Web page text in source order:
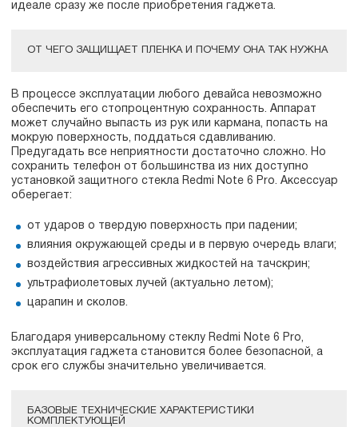
идеале сразу же после приобретения гаджета.
ОТ ЧЕГО ЗАЩИЩАЕТ ПЛЕНКА И ПОЧЕМУ ОНА ТАК НУЖНА
В процессе эксплуатации любого девайса невозможно
обеспечить его стопроцентную сохранность. Аппарат
может случайно выпасть из рук или кармана, попасть на
мокрую поверхность, поддаться сдавливанию.
Предугадать все неприятности достаточно сложно. Но
сохранить телефон от большинства из них доступно
установкой защитного стекла Redmi Note 6 Pro. Аксессуар
оберегает:
от ударов о твердую поверхность при падении;
влияния окружающей среды и в первую очередь влаги;
воздействия агрессивных жидкостей на тачскрин;
ультрафиолетовых лучей (актуально летом);
царапин и сколов.
Благодаря универсальному стеклу Redmi Note 6 Pro,
эксплуатация гаджета становится более безопасной, а
срок его службы значительно увеличивается.
БАЗОВЫЕ ТЕХНИЧЕСКИЕ ХАРАКТЕРИСТИКИ
КОМПЛЕКТУЮЩЕЙ